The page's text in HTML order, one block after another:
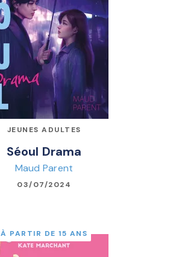
JEUNES ADULTES
Séoul Drama
Maud Parent
03/07/2024
À PARTIR DE 15 ANS